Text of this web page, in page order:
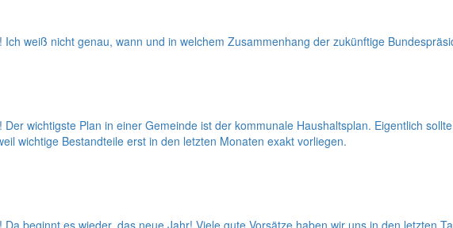
weiß nicht genau, wann und in welchem Zusammenhang der zukünftige
wichtigste Plan in einer Gemeinde ist der kommunale Haushaltsplan. Eigentlich
wichtige Bestandteile erst in den letzten Monaten exakt vorliegen.